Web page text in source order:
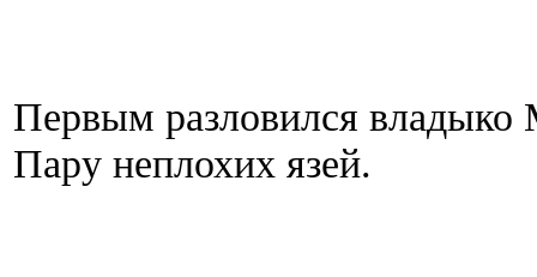
Первым разловился владыко
Пару неплохих язей.